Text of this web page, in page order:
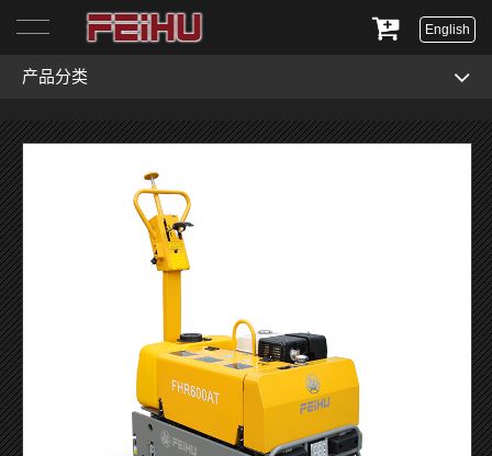
English
产品分类
首页
关于我们